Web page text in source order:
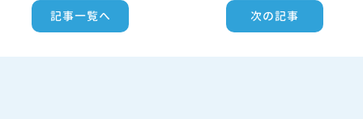
次の記事
記事一覧へ